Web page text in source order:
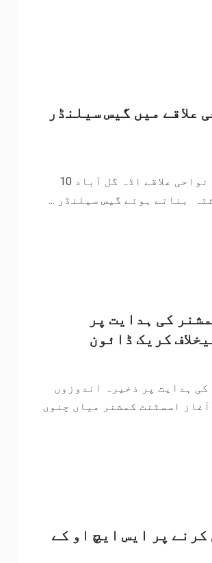
علاقے میں گیس سیلنڈر
خانیوال: کچا کھوہ کے نواحی علاقے اڈہ گل آباد 10
بناتے ہوئے گیس سیلنڈر ...
کی ہدایت پر
کریک ڈائون
ہدایت پر ذخیرہ اندوزوں
آغاز اسسٹنٹ کمشنر میاں چنوں
پر ایس ایچ او کے